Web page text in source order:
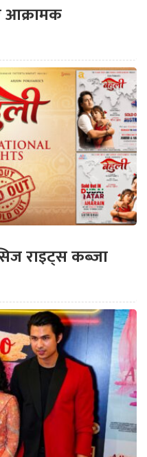
आक्रामक
राइट्स कब्जा